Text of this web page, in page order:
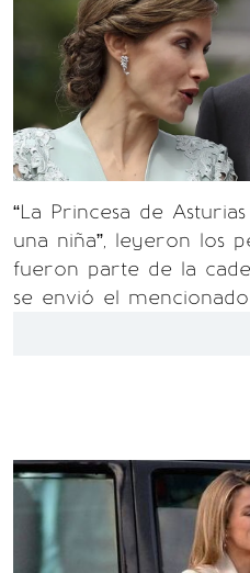
“La Princesa de
una niña”, leyeron los
fueron parte de la
se envió el mencionado